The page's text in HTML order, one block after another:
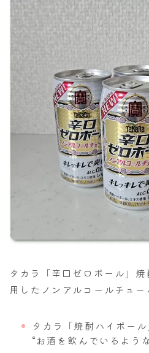
タカラ「辛口ゼロボール」
用したノンアルコールチュ
タカラ「焼酎ハイボー
“お酒を飲んでいるよう